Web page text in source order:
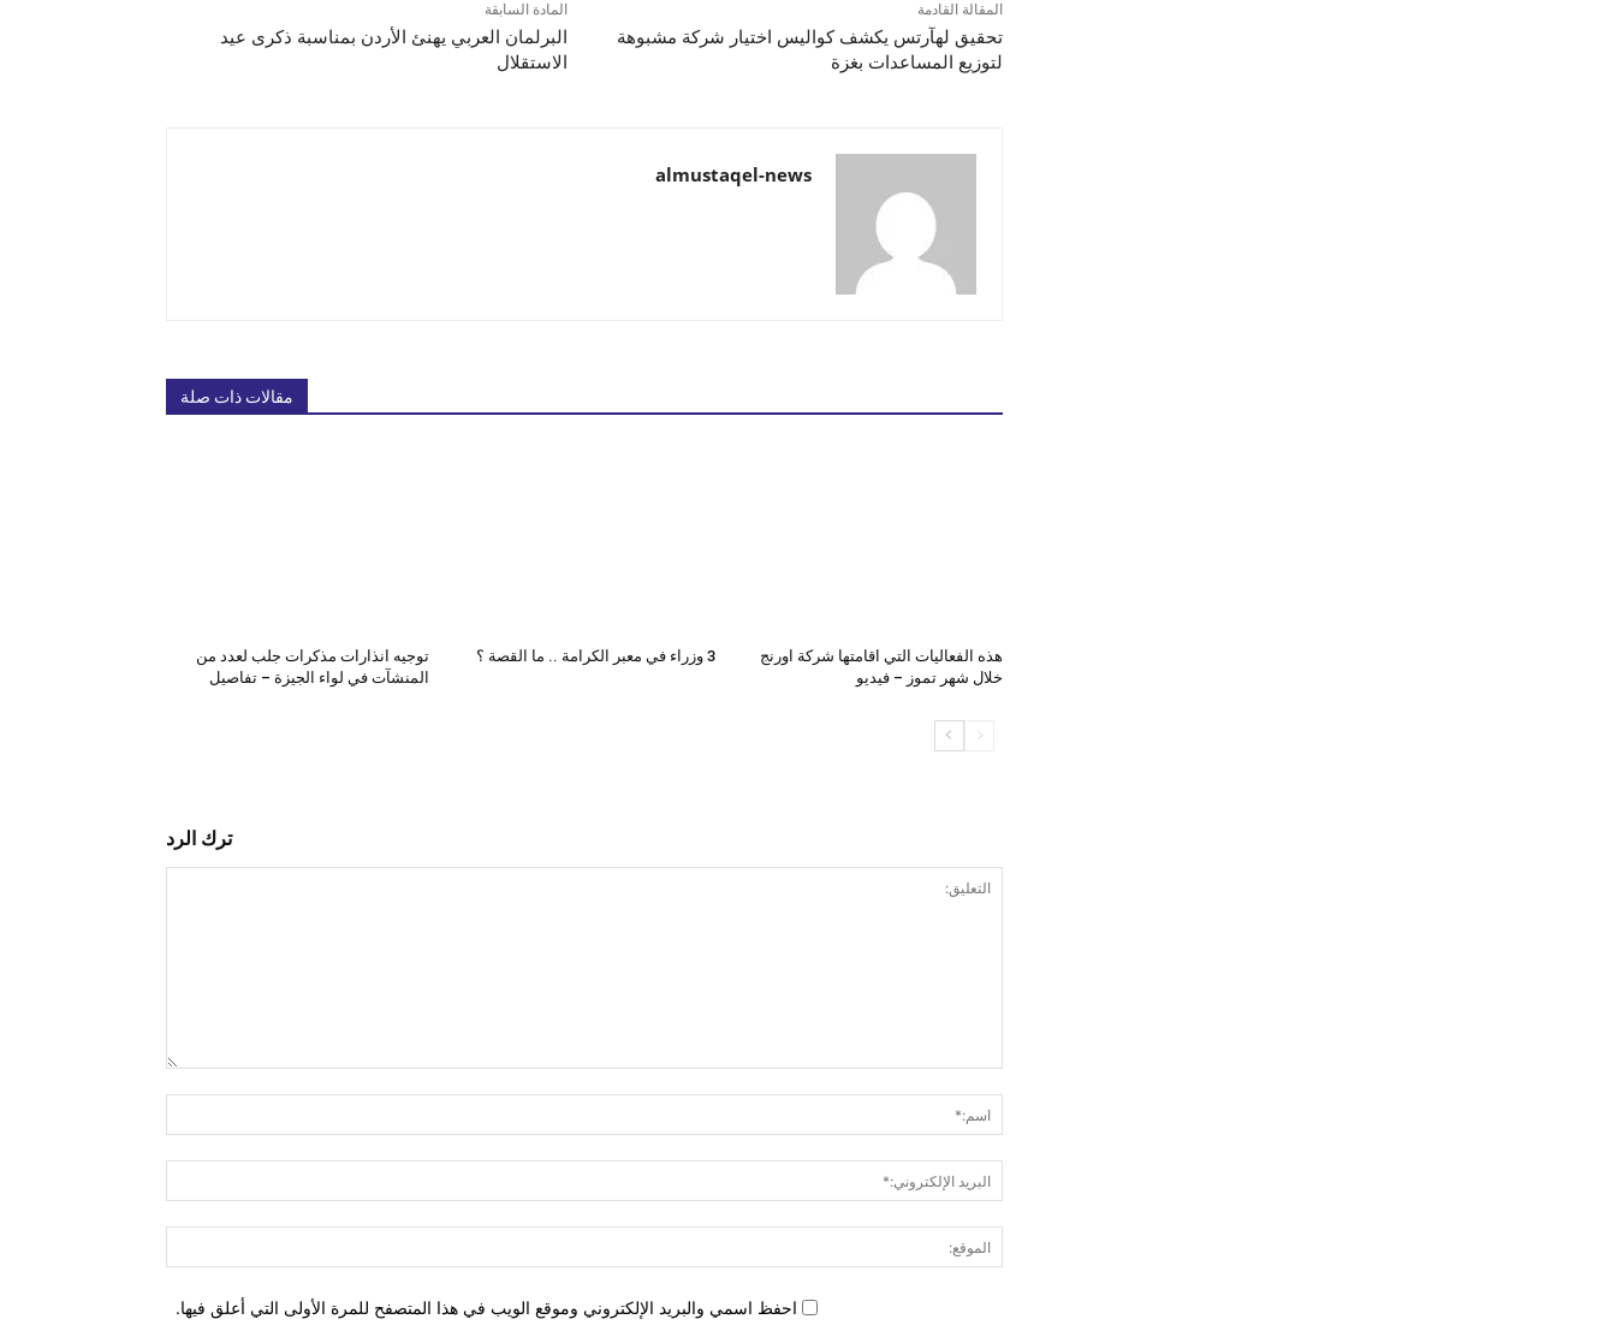
المادة السابقة
البرلمان العربي يهنئ الأردن بمناسبة ذكرى عيد
الاستقلال
المقالة القادمة
تحقيق لهآرتس يكشف كواليس اختيار شركة مشبوهة
لتوزيع المساعدات بغزة
almustaqel-news
مقالات ذات صلة
هذه الفعاليات التي اقامتها شركة اورنج
خلال شهر تموز – فيديو
3 وزراء في معبر الكرامة .. ما القصة ؟
توجيه انذارات مذكرات جلب لعدد من
المنشآت في لواء الجيزة – تفاصيل
ترك الرد
الإلكتروني:*
احفظ اسمي والبريد الإلكتروني وموقع الويب في هذا المتصفح للمرة الأولى التي أعلق فيها.